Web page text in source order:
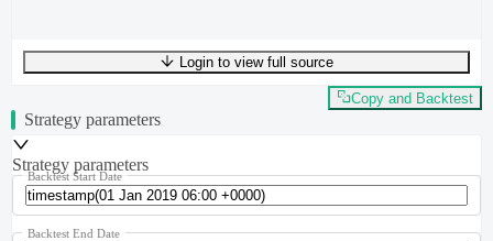
UTF-8412 bytes71 words0 linesLn 1,Col 0
Login to view full source
Copy and Backtest
Strategy parameters
Strategy parameters
Backtest Start Date
Backtest End Date